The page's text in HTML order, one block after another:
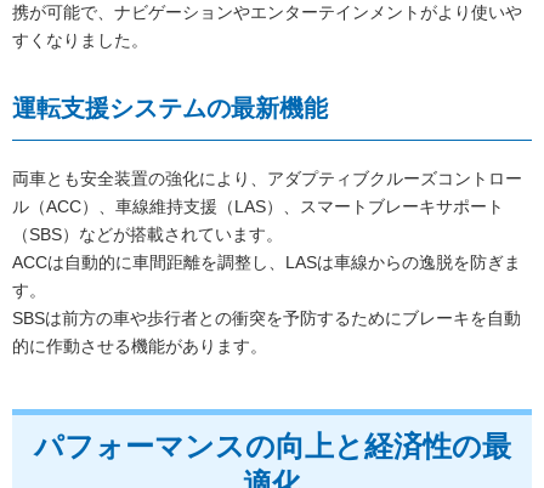
携が可能で、ナビゲーションやエンターテインメントがより使いや
すくなりました。
運転支援システムの最新機能
両車とも安全装置の強化により、アダプティブクルーズコントロー
ル（ACC）、車線維持支援（LAS）、スマートブレーキサポート
（SBS）などが搭載されています。
ACCは自動的に車間距離を調整し、LASは車線からの逸脱を防ぎま
す。
SBSは前方の車や歩行者との衝突を予防するためにブレーキを自動
的に作動させる機能があります。
パフォーマンスの向上と経済性の最